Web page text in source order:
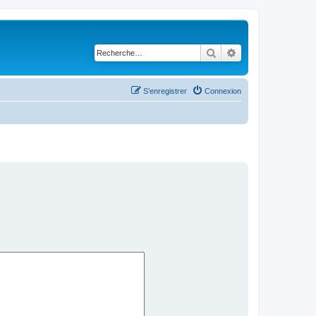
Rechercher
Connexion
S’enregistrer